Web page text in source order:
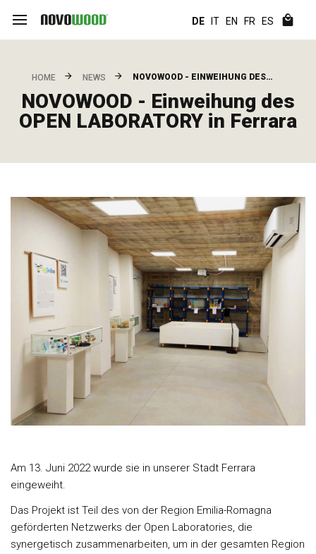
DE IT EN FR ES
HOME NEWS NOVOWOOD - EINWEIHUNG DES…
NOVOWOOD - Einweihung des
OPEN LABORATORY in Ferrara
Am 13. Juni 2022 wurde sie in unserer Stadt Ferrara
eingeweiht.
Das Projekt ist Teil des von der Region Emilia-Romagna
geförderten Netzwerks der Open Laboratories, die
synergetisch zusammenarbeiten, um in der gesamten Region